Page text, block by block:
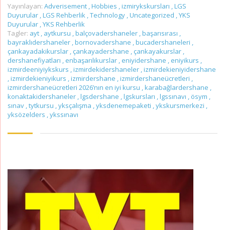
Yayınlayan: Adverisement ,Hobbies ,izmirykskursları ,LGS
Duyurular ,LGS Rehberlik ,Technology ,Uncategorized ,YKS
Duyurular ,YKS Rehberlik
Tagler: ayt , aytkursu ,balçovadershaneler ,başarısırası ,
bayraklıdershaneler ,bornovadershane ,bucadershaneleri ,
çankayadakikurslar , çankayadershane , çankayakurslar ,
dershanefiyatları , enbaşarılıkurslar , eniyidershane , eniyikurs ,
izmirdeeniyiykskurs ,izmirdekidershaneler ,izmirdekieniyidershane
,izmirdekieniyikurs ,izmirdershane ,izmirdershaneücretleri ,
izmirdershaneücretleri 2026’nın en iyi kursu ,karabağlardershane ,
konaktakidershaneler ,lgsdershane ,lgskursları ,lgssınavı , ösym ,
sınav ,tytkursu ,yksçalışma ,yksdenemepaketi ,ykskursmerkezi ,
yksözelders ,ykssınavı